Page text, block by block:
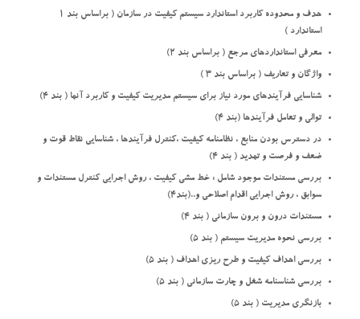
هدف و محدوده كاربرد استاندارد سيستم كيفيت در سازمان ( براساس بند 1
استاندارد )
معرفی استانداردهای مرجع ( براساس بند 2)
واژگان و تعاریف ( براساس بند 3 )
شناسایی فرآيندهاي مورد نياز براي سيستم مديريت كيفيت و كاربرد آنها ( بند 4)
توالی و تعامل فرآیندها (بند 4)
در دسترس بودن منابع ، نظامنامه کیفیت ،کنترل فرآیندها ، شناسایی نقاط قوت و
ضعف و فرصت و تهدید ( بند 4)
بررسی مستندات موجود شامل : خط مشی کیفیت ، روش اجرایی کنترل مستندات و
سوابق ، روش اجرایی اقدام اصلاحی و..(بند4)
مستندات درون و برون سازمانی ( بند 4)
بررسی نحوه مدیریت سیستم ( بند 5)
بررسی اهداف کیفیت و طرح ریزی اهداف ( بند 5)
بررسی شناسنامه شغل و چارت سازمانی ( بند 5)
بازنگری مدیریت ( بند 5)